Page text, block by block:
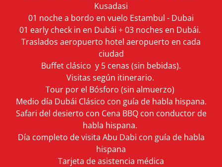
Kusadasi
01 noche a bordo en vuelo Estambul - Dubai
01 early check in en Dubái + 03 noches en Dubái.
Traslados aeropuerto hotel aeropuerto en cada
ciudad
Buffet clásico y 5 cenas (sin bebidas).
Visitas según itinerario.
Tour por el Bósforo (sin almuerzo)
Medio día Dubái Clásico con guía de habla hispana.
Safari del desierto con Cena BBQ con conductor de
habla hispana.
Día completo de visita Abu Dabi con guía de habla
hispana
Tarjeta de asistencia médica